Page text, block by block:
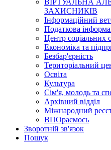
ВІРТУАЛЬНА
ЗАХИСНИКІВ
Інформаційний
Податкова
Центр соціальних
Економіка та
Безбар'єрність
Територіальний
Освіта
Культура
Сім'я, молодь та
Архівний відділ
Міжнародний
ВПОраємось
Зворотній зв'язок
Пошук